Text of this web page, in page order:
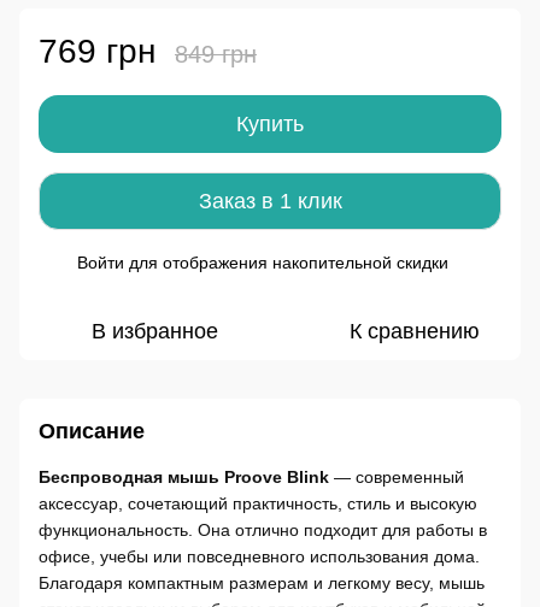
769 грн 849 грн
Купить
Заказ в 1 клик
Войти для отображения накопительной скидки
В избранное К сравнению
Описание
Беспроводная мышь Proove Blink — современный
аксессуар, сочетающий практичность, стиль и высокую
функциональность. Она отлично подходит для работы в
офисе, учебы или повседневного использования дома.
Благодаря компактным размерам и легкому весу, мышь